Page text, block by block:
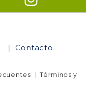
| Contacto
|Términos y